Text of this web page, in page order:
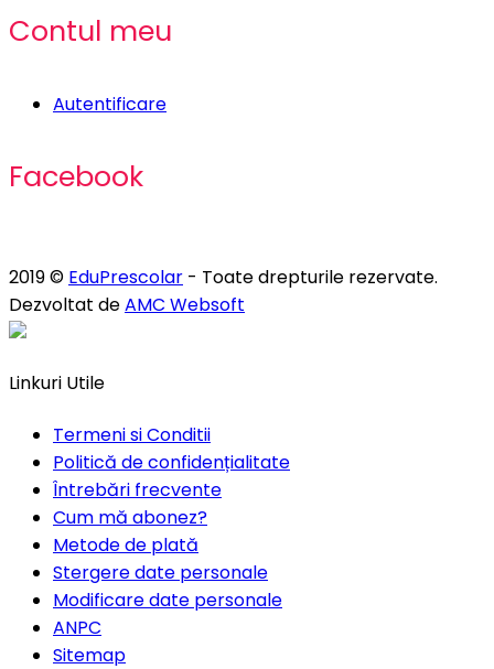
Contul meu
Autentificare
Facebook
2019 © EduPrescolar - Toate drepturile rezervate.
Dezvoltat deAMC Websoft
Linkuri Utile
Termeni si Conditii
Politică de confidențialitate
Întrebări frecvente
Cum mă abonez?
Metode de plată
Stergere date personale
Modificare date personale
ANPC
Sitemap